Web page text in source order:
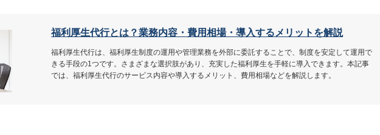
福利厚生代行とは？業務内容・費用相場・導入するメリットを解説
福利厚生代行は、福利厚生制度の運用や管理業務を外部に委託することで、制度を安定して運用で
きる手段の1つです。さまざまな選択肢があり、充実した福利厚生を手軽に導入できます。本記事
では、福利厚生代行のサービス内容や導入するメリット、費用相場などを解説します。